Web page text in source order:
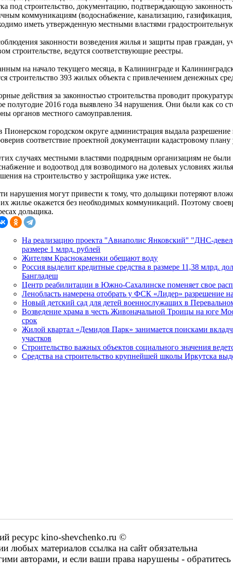
под строительство, документацию, подтверждающую
коммуникациям (водоснабжение, канализацию,
иметь утвержденную местными властями
законности возведения жилья и защиты прав граждан,
строительстве, ведутся соответствующие реестры.
на начало текущего месяца, в Калининграде и
строительство 393 жилых объекта с привлечением денежных
действия за законностью строительства проводит
полугодие 2016 года выявлено 34 нарушения. Они были как со
органов местного самоуправления.
Пионерском городском округе администрация выдала
соответствие проектной документации кадастровому плану
случаях местными властями подрядным организациям не
и водоотвод для возводимого на долевых условиях
на строительство у застройщика уже истек.
нарушения могут привести к тому, что дольщики потеряют
жилье окажется без необходимых коммуникаций. Поэтому
дольщика.
На реализацию проекта "Авиаполис Янковский" "ДНС-
размере 1 млрд. рублей
Жителям Краснокаменки обещают воду
Россия выделит кредитные средства в размере 11,38 млрд.
Бангладеш
Центр реабилитации в Южно-Сахалинске поменяет свое
Ленобласть намерена отобрать у ФСК «Лидер» разрешение
Новый детский сад для детей военнослужащих в
Возведение храма в честь Живоначальной Троицы на юге
срок
Жилой квартал «Демидов Парк» занимается поисками
участков
Строительство важных объектов социального значения
Средства на строительство крупнейшей школы Иркутска
ресурс kino-shevchenko.ru ©
любых материалов ссылка на сайт обязательна
авторами, и если ваши права нарушены -